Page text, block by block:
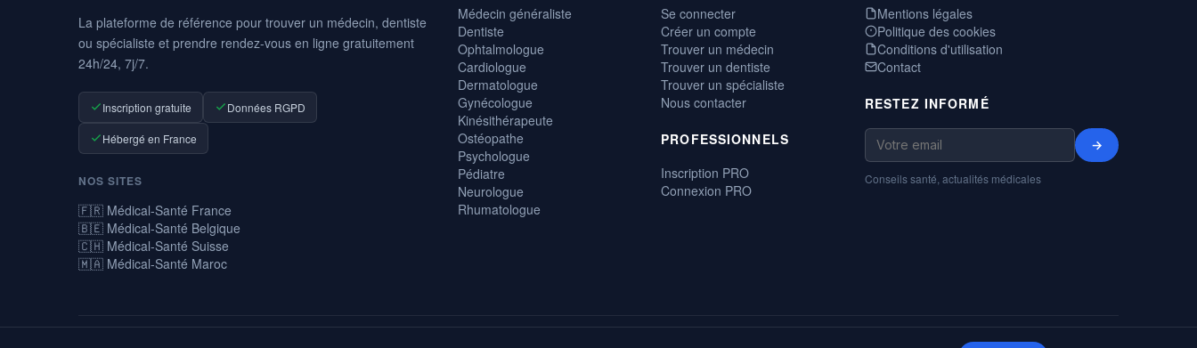
La plateforme de référence pour trouver un médecin, dentiste
ou spécialiste et prendre rendez-vous en ligne gratuitement
24h/24, 7j/7.
Inscription gratuite Données RGPD
Hébergé en France
NOS SITES
🇫🇷 Médical-Santé France
🇧🇪 Médical-Santé Belgique
🇨🇭 Médical-Santé Suisse
🇲🇦 Médical-Santé Maroc
Médecin généraliste
Dentiste
Ophtalmologue
Cardiologue
Dermatologue
Gynécologue
Kinésithérapeute
Ostéopathe
Psychologue
Pédiatre
Neurologue
Rhumatologue
Se connecter
Créer un compte
Trouver un médecin
Trouver un dentiste
Trouver un spécialiste
Nous contacter
PROFESSIONNELS
Inscription PRO
Connexion PRO
Mentions légales
Politique des cookies
Conditions d'utilisation
Contact
RESTEZ INFORMÉ
→
Conseils santé, actualités médicales